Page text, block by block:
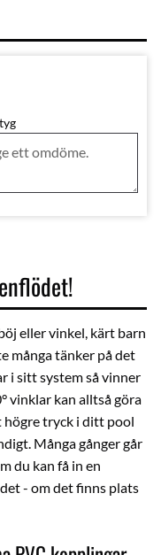
eller vinkel, kärt barn
många tänker på det
i sitt system så vinner
vinklar kan alltså göra
högre tryck i ditt pool
Många gånger går
du kan få in en
- om det finns plats